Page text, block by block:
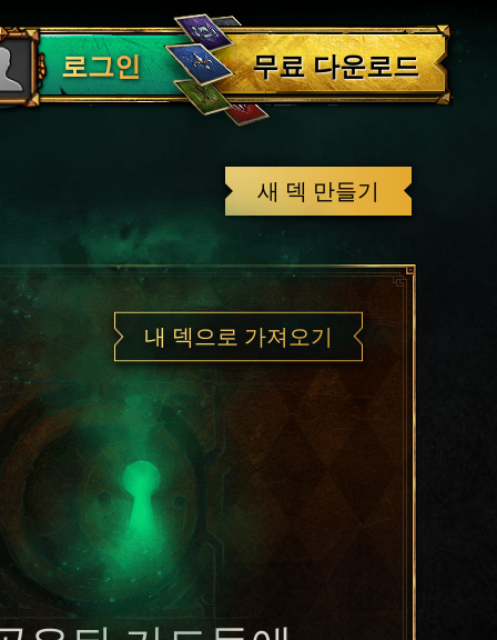
로그인
로그아웃
무료 다운로드
새 덱 만들기
내 덱으로 가져오기